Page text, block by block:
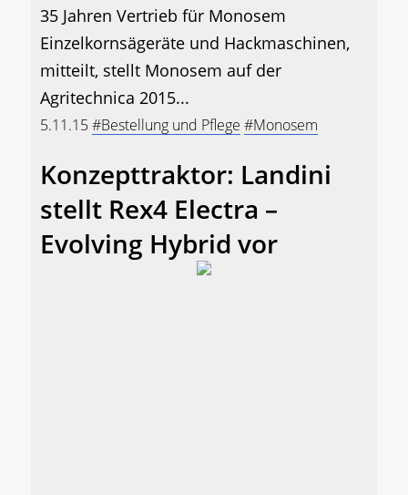
35 Jahren Vertrieb für Monosem
Einzelkornsägeräte und Hackmaschinen,
mitteilt, stellt Monosem auf der
Agritechnica 2015...
5.11.15#Bestellung und Pflege #Monosem
Konzepttraktor: Landini
stellt Rex4 Electra –
Evolving Hybrid vor